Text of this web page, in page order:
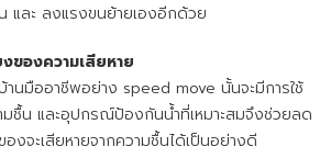
และ ลงแรงขนย้ายเองอีกด้วย
ของความเสียหาย
านมืออาชีพอย่าง speed move นั้นจะมีการใช้
ชื้น และอุปกรณ์ป้องกันน้ำที่เหมาะสมจึงช่วยลด
งจะเสียหายจากความชื้นได้เป็นอย่างดี